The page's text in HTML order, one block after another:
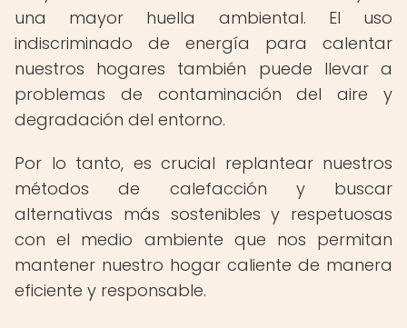
una mayor huella ambiental. El uso
indiscriminado de energía para calentar
nuestros hogares también puede llevar a
problemas de contaminación del aire y
degradación del entorno.
Por lo tanto, es crucial replantear nuestros
métodos de calefacción y buscar
alternativas más sostenibles y respetuosas
con el medio ambiente que nos permitan
mantener nuestro hogar caliente de manera
eficiente y responsable.